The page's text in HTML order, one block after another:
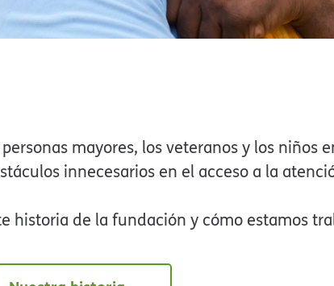
mayores, los veteranos y los niños
innecesarios en el acceso a la
historia de la fundación y cómo estamos